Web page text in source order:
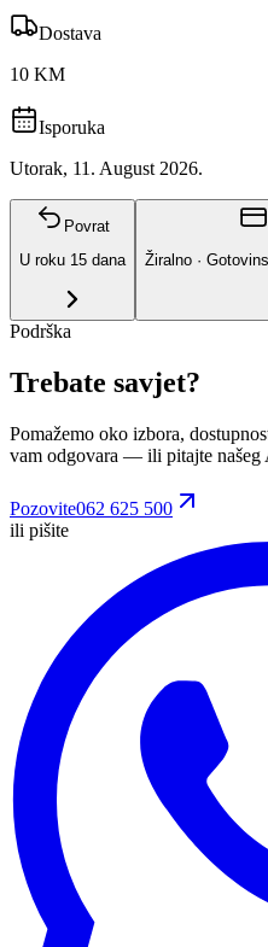
Dostava
10 KM
Isporuka
Utorak, 11. August 2026.
Povrat
U roku 15 dana
Žiralno ·
Podrška
Trebate savjet?
Pomažemo oko izbora,
vam odgovara — ili pitajte našeg
Pozovite062 625 500
ili pišite